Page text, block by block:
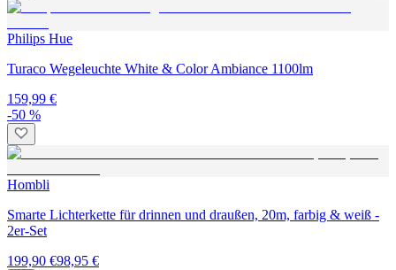
Philips Hue
Turaco Wegeleuchte White & Color Ambiance 1100lm
159,99 €
-50 %
Hombli
Smarte Lichterkette für drinnen und draußen, 20m, farbig & weiß -
2er-Set
199,90 €98,95 €